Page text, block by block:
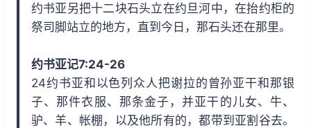
约书亚另把十二块石头立在约旦河中，在抬约柜的
祭司脚站立的地方，直到今日，那石头还在那里。
约书亚记7:24-26
24约书亚和以色列众人把谢拉的曾孙亚干和那银
子、那件衣服、那条金子，并亚干的儿女、牛、
驴、羊、帐棚，以及他所有的，都带到亚割谷去。